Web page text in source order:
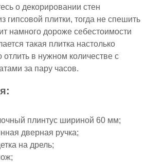
о декорировании стен
гипсовой плитки, тогда не спешить
намного дороже себестоимости
такая плитка настолько
отлить в нужном количестве с
за пару часов.
плинтус шириной 60 мм;
дверная ручка;
на дрель;